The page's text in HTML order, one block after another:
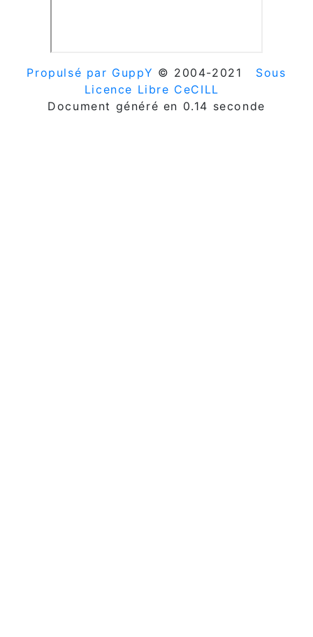
Propulsé par GuppY © 2004-2021
Sous
Licence Libre CeCILL
Document généré en 0.14 seconde